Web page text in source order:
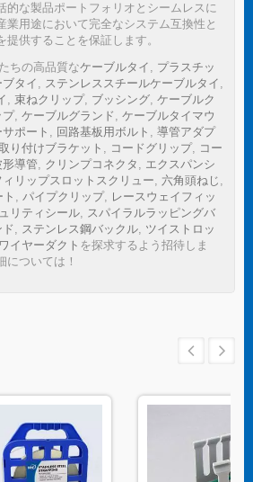
的な製品ポートフォリオとシームレスに
業用途において完全なシステム互換性と
供することを保証します。
ちの高品質なケーブルタイ , プラスチッ
タイ , ステンレススチールケーブルタイ ,
, 束ねクリップ, ブッシング, ケーブルク
プ, ケーブルグランド , ケーブルタイマウ
ポート , 回路基板用ボルト , 導管アダプ
り付けブラケット , コードグリップ, コー
形導管, クリンプコネクタ , エクスパンシ
リップスロットスクリュー, 六角頭ねじ ,
, パイプクリップ, レースウェイフィッ
リティシール, スパイラルラッピングバ
, ステンレス鋼バックル, ツイストロッ
ワイヤーダクト を探求するよう招待しま
については！